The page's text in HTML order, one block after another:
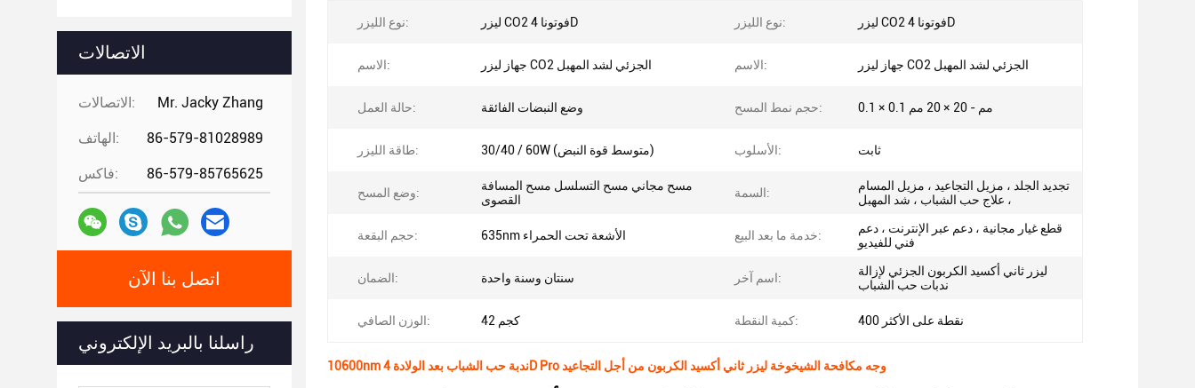
الاتصالات
الاتصالات: Mr. Jacky Zhang
الهاتف: 86-579-81028989
فاكس: 86-579-85765625
اتصل بنا الآن
راسلنا بالبريد الإلكتروني
نوع الليزر: ليزر CO2 فوتونا 4D نوع الليزر: ليزر CO2 فوتونا 4D
الاسم: جهاز ليزر CO2 الجزئي لشد المهبل الاسم: جهاز ليزر CO2 الجزئي لشد المهبل
حالة العمل: وضع النبضات الفائقة حجم نمط المسح: 0.1 × 0.1 مم - 20 × 20 مم
طاقة الليزر: 30/40 / 60W (متوسط ​​قوة النبض) الأسلوب: ثابت
وضع المسح:
مسح مجاني مسح التسلسل مسح المسافة
القصوى
السمة:
تجديد الجلد ، مزيل التجاعيد ، مزيل المسام
، علاج حب الشباب ، شد المهبل
حجم البقعة: 635nm الأشعة تحت الحمراء خدمة ما بعد البيع:
قطع غيار مجانية ، دعم عبر الإنترنت ، دعم
فني للفيديو
الضمان: سنتان وسنة واحدة اسم آخر:
ليزر ثاني أكسيد الكربون الجزئي لإزالة
ندبات حب الشباب
الوزن الصافي: 42 كجم كمية النقطة: 400 نقطة على الأكثر
10600nm ندبة حب الشباب بعد الولادة 4D Pro وجه مكافحة الشيخوخة ليزر ثاني أكسيد الكربون من أجل التجاعيد